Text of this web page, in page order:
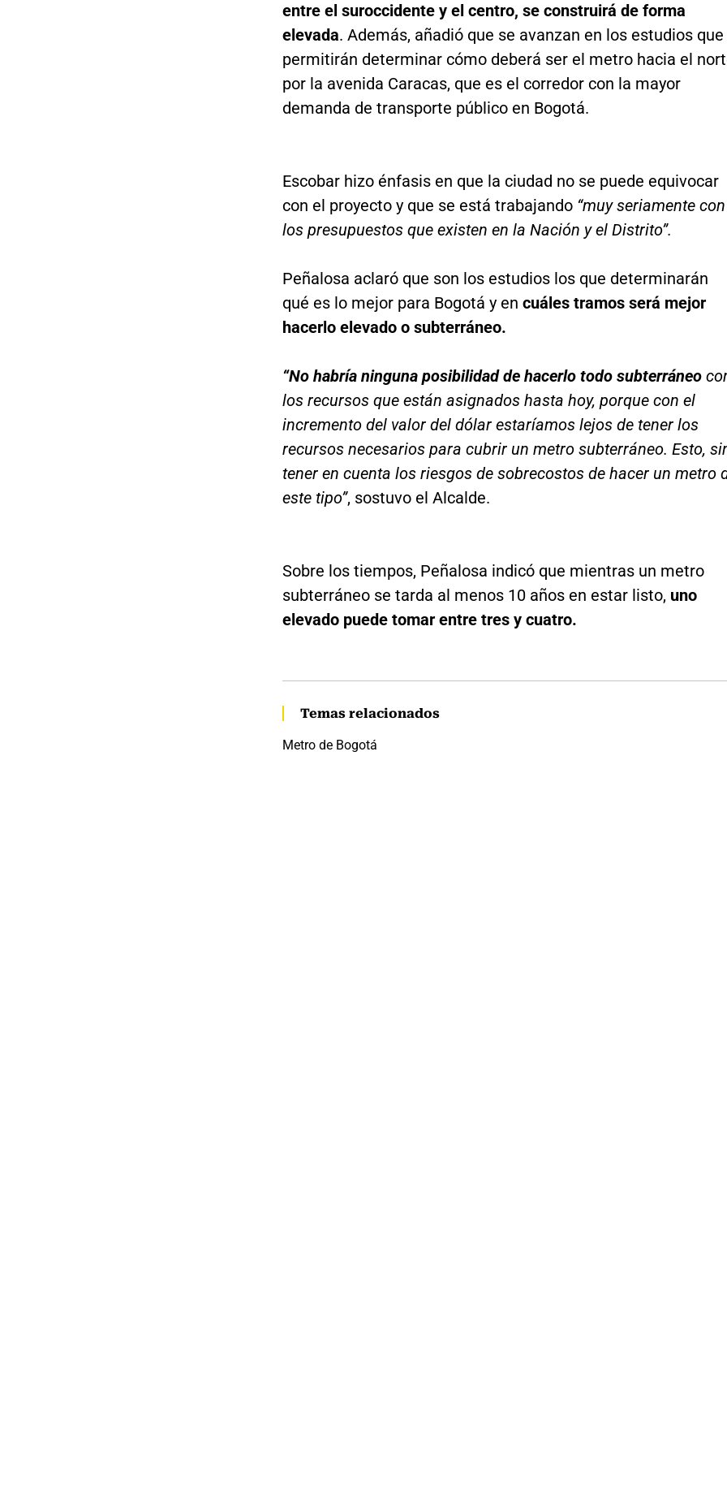
entre el suroccidente y el centro, se construirá de forma
elevada. Además, añadió que se avanzan en los estudios que
permitirán determinar cómo deberá ser el metro hacia el
por la avenida Caracas, que es el corredor con la mayor
demanda de transporte público en Bogotá.
Escobar hizo énfasis en que la ciudad no se puede equivocar
con el proyecto y que se está trabajando“muy seriamente con
los presupuestos que existen en la Nación y el Distrito”.
Peñalosa aclaró que son los estudios los que determinarán
qué es lo mejor para Bogotá y en cuáles tramos será mejor
hacerlo elevado o subterráneo.
“No habría ninguna posibilidad de hacerlo todo subterráneo
los recursos que están asignados hasta hoy, porque con el
incremento del valor del dólar estaríamos lejos de tener los
recursos necesarios para cubrir un metro subterráneo. Esto,
tener en cuenta los riesgos de sobrecostos de hacer un metro
este tipo”, sostuvo el Alcalde.
Sobre los tiempos, Peñalosa indicó que mientras un metro
subterráneo se tarda al menos 10 años en estar listo, uno
elevado puede tomar entre tres y cuatro.
Temas relacionados
Metro de Bogotá